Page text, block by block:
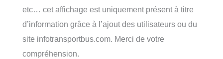
etc… cet affichage est uniquement présent à titre
d’information grâce à l’ajout des utilisateurs ou du
site infotransportbus.com. Merci de votre
compréhension.